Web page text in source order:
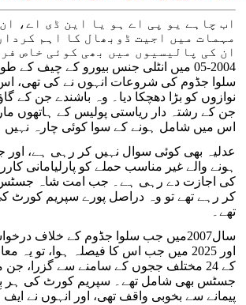
اب چاہے یو پی اے ہو یا این ڈی اے،
مہمات میں اجیت ڈوبھال کا اہم
ان کی پالیسیوں میں بھی کوئی خاص
2004-05 میں انٹلی جنس بیورو کے چیف
سلوا جڈوم کی شروعات انہوں نے کی تھی،
نوازوں کو بڑا دھچکا دیا۔ وہ باشندے جن کے
جن کے رشتہ دار ریاستی پولیس کے ہاتھوں
اس میں شامل ہونے کے سوا کوئی چارہ نہیں
عدلیہ بھی کوئی سوال نہیں کر رہی ہے، اور
ہونے والے غیر مناسب حملے کو پارلیامانی
کی اجازت دے رہی ہے۔ جب امت شاہ
کر رہے تھے تو وہ دراصل پورے سپریم کورٹ
تھے۔
سال2007میں جب سلوا جڈوم کے خلاف
اور 2025 میں جب اس کا فیصلہ ہوا، تو
کے 24 مختلف ججوں کے سامنے سے گزرا،
جسٹس بھی شامل تھے۔ سپریم کورٹ کی ہر
پیمانے سے بخوبی واقف تھی، اور انہوں نے ایف